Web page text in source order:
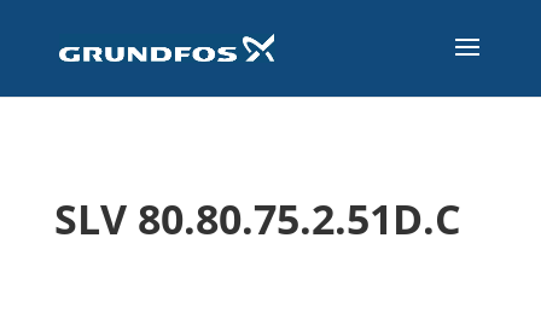
SLV 80.80.75.2.51D.C